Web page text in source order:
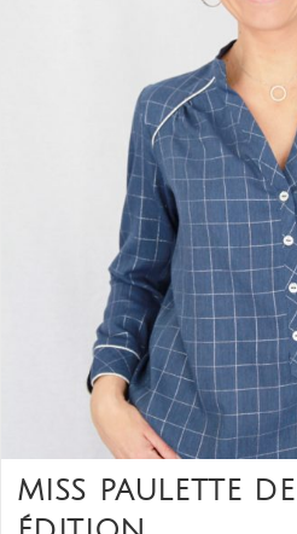
MISS PAULETTE